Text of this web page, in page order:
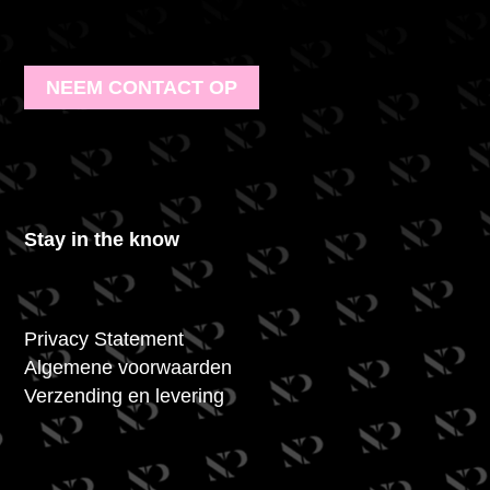
NEEM CONTACT OP
Stay in the know
Privacy Statement
Algemene voorwaarden
Verzending en levering